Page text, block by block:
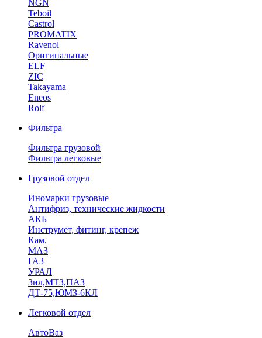
NGN
Teboil
Castrol
PROMATIX
Ravenol
Оригинальные
ELF
ZIC
Takayama
Eneos
Rolf
Фильтра
Фильтра грузовой
Фильтра легковые
Грузовой отдел
Иномарки грузовые
Антифриз, технические жидкости
АКБ
Инструмет, фитинг, крепеж
Кам.
МАЗ
ГА3
УРАЛ
Зил,МТЗ,ПАЗ
ДТ-75,ЮМЗ-6КЛ
Легковой отдел
АвтоВаз